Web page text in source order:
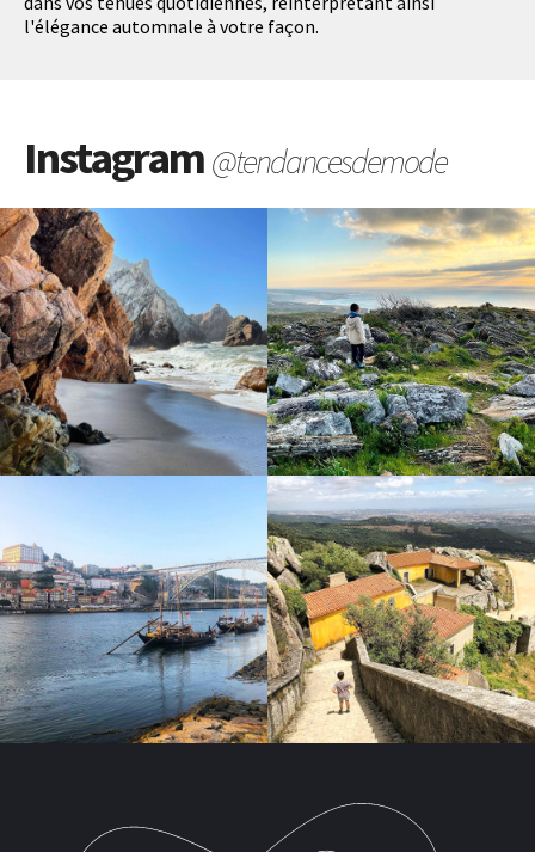
l'élégance automnale à votre façon.
Instagram@tendancesdemode